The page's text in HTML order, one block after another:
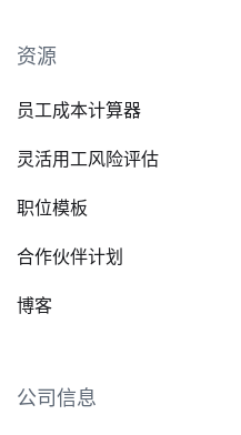
资源
员工成本计算器
灵活用工风险评估
职位模板
合作伙伴计划
博客
公司信息